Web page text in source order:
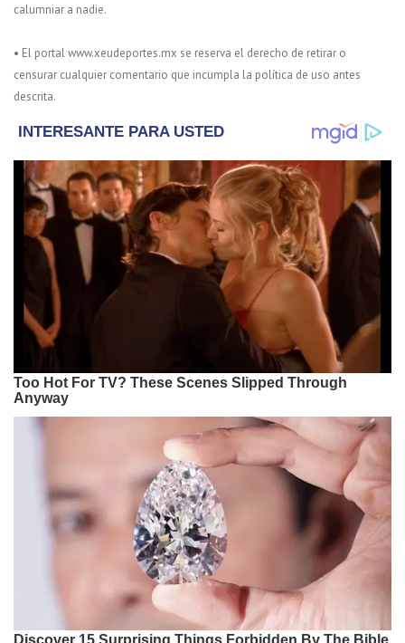
calumniar a nadie.
• El portal www.xeudeportes.mx se reserva el derecho de retirar o
censurar cualquier comentario que incumpla la política de uso antes
descrita.